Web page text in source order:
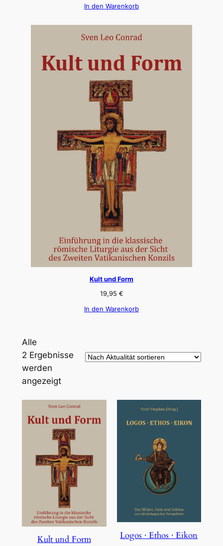
In den Warenkorb
Kult und Form
19,95 €
In den Warenkorb
Alle
2 Ergebnisse
werden
angezeigtNach
sortiert
Kult und Form Logos · Ethos · Eikon